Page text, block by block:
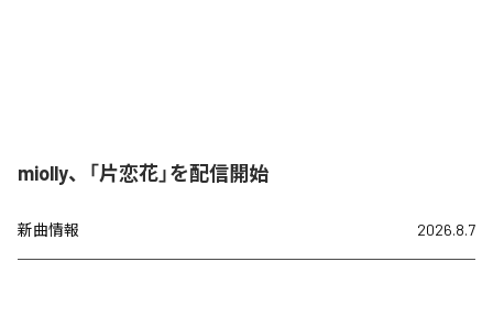
miolly、「片恋花」を配信開始
新曲情報 2026.8.7